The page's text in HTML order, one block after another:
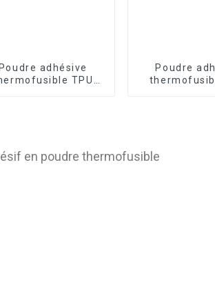
Poudre adhésive
TPU
Poudre